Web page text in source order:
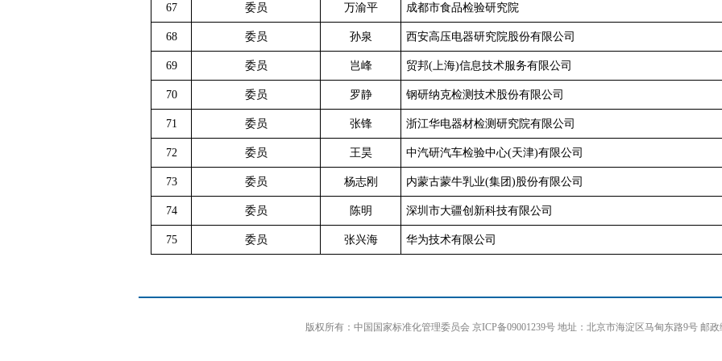
67 委员 万渝平 成都市食品检验研究院
68 委员 孙泉 西安高压电器研究院股份有限公司
69 委员 岂峰 贸邦(上海)信息技术服务有限公司
70 委员 罗静 钢研纳克检测技术股份有限公司
71 委员 张锋 浙江华电器材检测研究院有限公司
72 委员 王昊 中汽研汽车检验中心(天津)有限公司
73 委员 杨志刚 内蒙古蒙牛乳业(集团)股份有限公司
74 委员 陈明 深圳市大疆创新科技有限公司
75 委员 张兴海 华为技术有限公司
版权所有：中国国家标准化管理委员会 京ICP备09001239号 地址：北京市海淀区马甸东路9号 邮政